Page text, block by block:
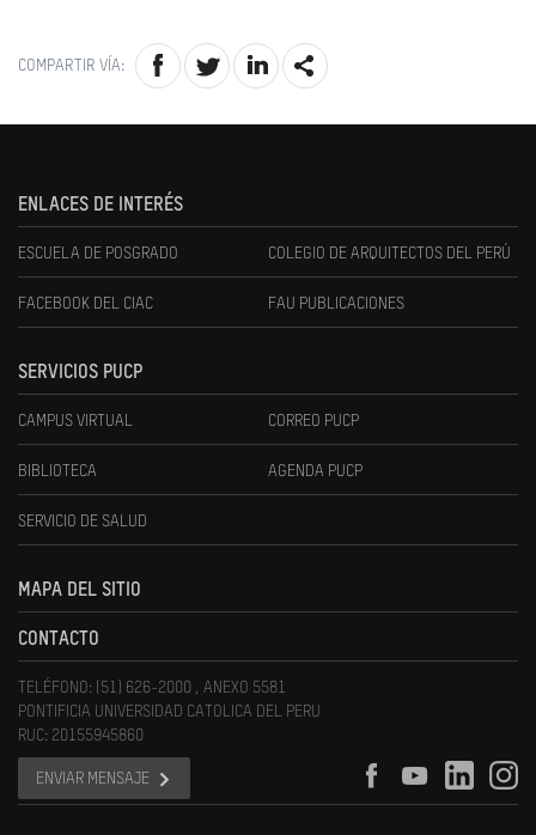
COMPARTIR VÍA:
ENLACES DE INTERÉS
ESCUELA DE POSGRADO COLEGIO DE ARQUITECTOS DEL PERÚ
FACEBOOK DEL CIAC FAU PUBLICACIONES
SERVICIOS PUCP
CAMPUS VIRTUAL CORREO PUCP
BIBLIOTECA AGENDA PUCP
SERVICIO DE SALUD
MAPA DEL SITIO
CONTACTO
TELÉFONO: (51) 626-2000 , ANEXO 5581
PONTIFICIA UNIVERSIDAD CATOLICA DEL PERU
RUC: 20155945860
ENVIAR MENSAJE